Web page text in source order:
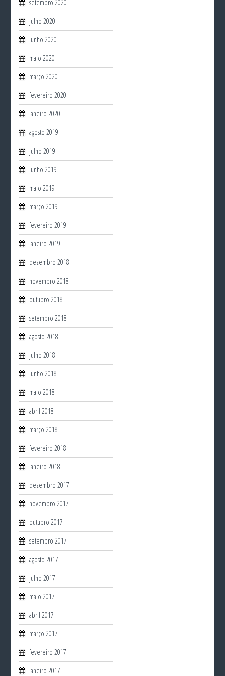
setembro 2020
julho 2020
junho 2020
maio 2020
março 2020
fevereiro 2020
janeiro 2020
agosto 2019
julho 2019
junho 2019
maio 2019
março 2019
fevereiro 2019
janeiro 2019
dezembro 2018
novembro 2018
outubro 2018
setembro 2018
agosto 2018
julho 2018
junho 2018
maio 2018
abril 2018
março 2018
fevereiro 2018
janeiro 2018
dezembro 2017
novembro 2017
outubro 2017
setembro 2017
agosto 2017
julho 2017
maio 2017
abril 2017
março 2017
fevereiro 2017
janeiro 2017